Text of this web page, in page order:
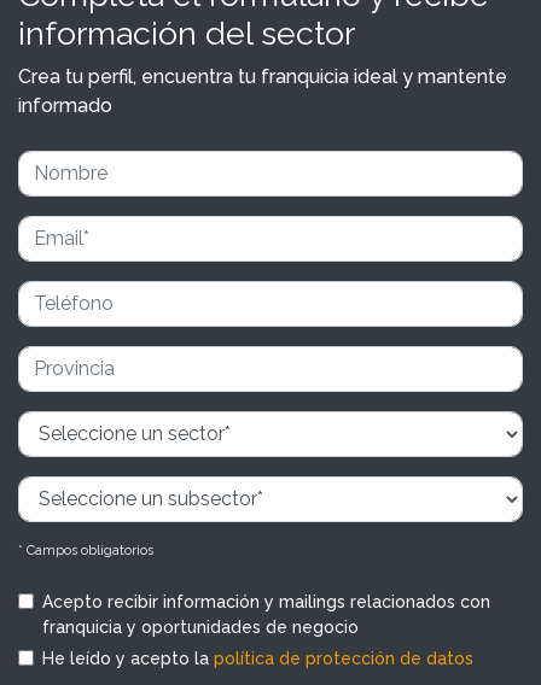
información del sector
Crea tu perfil, encuentra tu franquicia ideal y mantente
informado
* Campos obligatorios
Acepto recibir información y mailings relacionados con
franquicia y oportunidades de negocio
He leído y acepto la política de protección de datos